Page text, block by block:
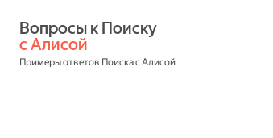
с Алисой
Примеры ответов Поиска с Алисой